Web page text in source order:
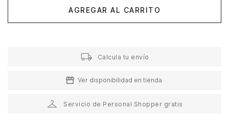
AGREGAR AL CARRITO
Calcula tu envío
Ver disponibilidad en tienda
Servicio de Personal Shopper gratis